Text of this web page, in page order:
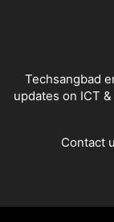
Techsangbad
updates on ICT
Contact